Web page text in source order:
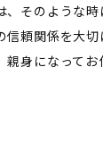
そのような
頼関係を大
親身になって